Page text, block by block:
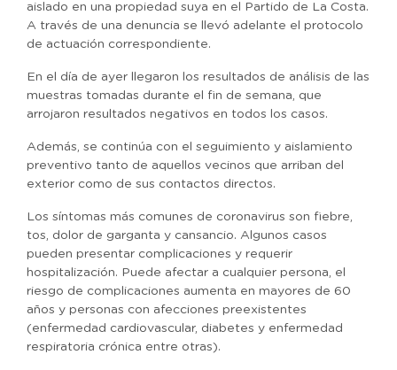
aislado en una propiedad suya en el Partido de La Costa.
A través de una denuncia se llevó adelante el protocolo
de actuación correspondiente.
En el día de ayer llegaron los resultados de análisis de las
muestras tomadas durante el fin de semana, que
arrojaron resultados negativos en todos los casos.
Además, se continúa con el seguimiento y aislamiento
preventivo tanto de aquellos vecinos que arriban del
exterior como de sus contactos directos.
Los síntomas más comunes de coronavirus son fiebre,
tos, dolor de garganta y cansancio. Algunos casos
pueden presentar complicaciones y requerir
hospitalización. Puede afectar a cualquier persona, el
riesgo de complicaciones aumenta en mayores de 60
años y personas con afecciones preexistentes
(enfermedad cardiovascular, diabetes y enfermedad
respiratoria crónica entre otras).